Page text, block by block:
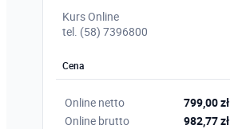
Kurs Online
tel. (58) 7396800
Cena
Online netto 799,00 zł
Online brutto
982,77 zł